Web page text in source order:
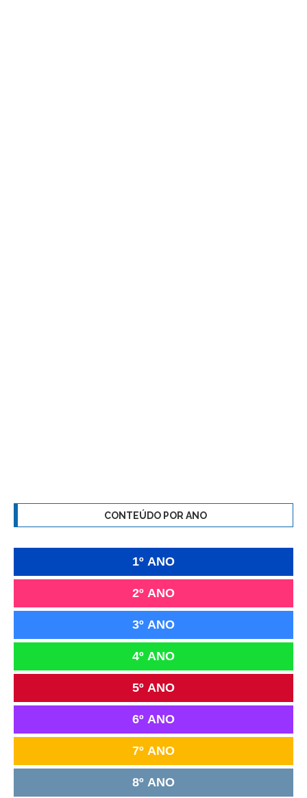
CONTEÚDO POR ANO
1º ANO
2º ANO
3º ANO
4º ANO
5º ANO
6º ANO
7º ANO
8º ANO